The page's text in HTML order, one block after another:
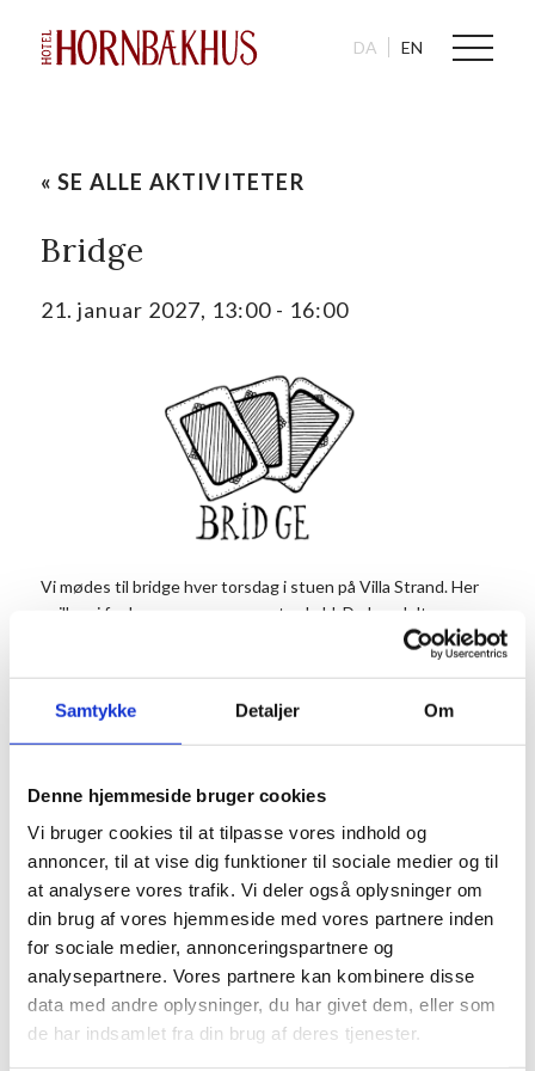
Samtykke Detaljer Om
Denne hjemmeside bruger cookies
Vi bruger cookies til at tilpasse vores indhold og
annoncer, til at vise dig funktioner til sociale medier og til
at analysere vores trafik. Vi deler også oplysninger om
din brug af vores hjemmeside med vores partnere inden
for sociale medier, annonceringspartnere og
analysepartnere. Vores partnere kan kombinere disse
data med andre oplysninger, du har givet dem, eller som
de har indsamlet fra din brug af deres tjenester.
DA EN
« SE ALLE AKTIVITETER
Bridge
21. januar 2027, 13:00- 16:00
Vi mødes til bridge hver torsdag i stuen på Villa Strand. Her
spiller vi for hyggen og samværets skyld. Du kan deltage en
eller flere gange alt afhængig af hvor lysten på bridge, du er
undervise nye og gamle bridgespillere.
Vi glæder os til at spille med jer.
Info
Dato:
21. januar 2027
Tidspunkt:
13:00 - 16:00
Tilmelding
Tilmelding senest 2
timer før til mail:
lspjacobsen@mail.te
le.dk, skriv om du